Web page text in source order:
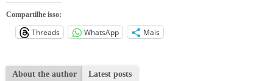
Compartilhe isso:
Threads WhatsApp Mais
About the author Latest posts